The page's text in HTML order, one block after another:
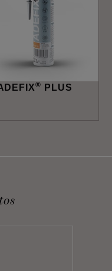
® PLUS